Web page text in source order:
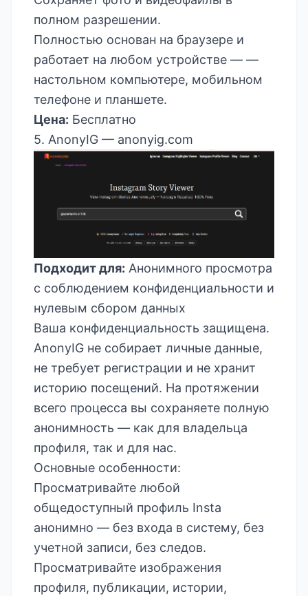
полном разрешении.
Полностью основан на браузере и
работает на любом устройстве — —
настольном компьютере, мобильном
телефоне и планшете.
Цена: Бесплатно
5. AnonyIG — anonyig.com
Подходит для: Анонимного просмотра
с соблюдением конфиденциальности и
нулевым сбором данных
Ваша конфиденциальность защищена.
AnonyIG не собирает личные данные,
не требует регистрации и не хранит
историю посещений. На протяжении
всего процесса вы сохраняете полную
анонимность — как для владельца
профиля, так и для нас.
Основные особенности:
Просматривайте любой
общедоступный профиль Insta
анонимно — без входа в систему, без
учетной записи, без следов.
Просматривайте изображения
профиля, публикации, истории,